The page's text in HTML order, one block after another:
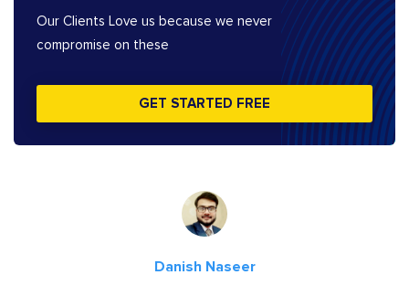
Our Clients Love us because we never
compromise on these
GET STARTED FREE
Danish Naseer